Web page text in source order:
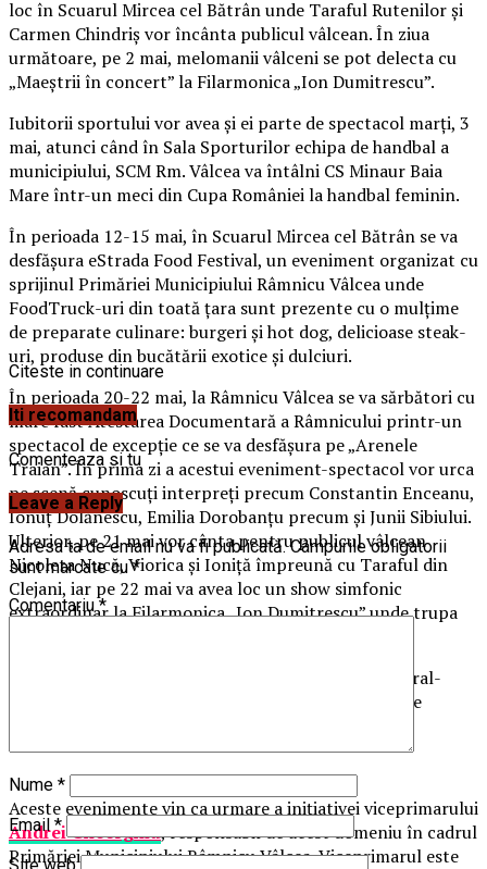
loc în Scuarul Mircea cel Bătrân unde Taraful Rutenilor şi
Carmen Chindriş vor încânta publicul vâlcean. În ziua
următoare, pe 2 mai, melomanii vâlceni se pot delecta cu
„Maeştrii în concert” la Filarmonica „Ion Dumitrescu”.
Iubitorii sportului vor avea şi ei parte de spectacol marţi, 3
mai, atunci când în Sala Sporturilor echipa de handbal a
municipiului, SCM Rm. Vâlcea va întâlni CS Minaur Baia
Mare într-un meci din Cupa României la handbal feminin.
În perioada 12-15 mai, în Scuarul Mircea cel Bătrân se va
desfăşura eStrada Food Festival, un eveniment organizat cu
sprijinul Primăriei Municipiului Râmnicu Vâlcea unde
FoodTruck-uri din toată ţara sunt prezente cu o mulţime
de preparate culinare: burgeri şi hot dog, delicioase steak-
uri, produse din bucătării exotice şi dulciuri.
În perioada 20-22 mai, la Râmnicu Vâlcea se va sărbători cu
mare fast Atestarea Documentară a Râmnicului printr-un
spectacol de excepţie ce se va desfăşura pe „Arenele
Traian”. În prima zi a acestui eveniment-spectacol vor urca
pe scenă cunoscuţi interpreţi precum Constantin Enceanu,
Ionuţ Dolănescu, Emilia Dorobanţu precum şi Junii Sibiului.
Ulterior, pe 21 mai vor cânta pentru publicul vâlcean
Nicoleta Nucă, Viorica şi Ioniţă împreună cu Taraful din
Clejani, iar pe 22 mai va avea loc un show simfonic
extraordinar la Filarmonica „Ion Dumitrescu” unde trupa
Programul complet al tuturor evenimentelor cultural-
artistice din luna mai, precum şi orele de început ale
Aceste evenimente vin ca urmare a inițiativei viceprimarului
Andrei Gheorghiu, responsabil de acest domeniu în cadrul
Primăriei Municipiului Râmnicu Vâlcea. Viceprimarul este
Citeste in continuare
Iti recomandam
Comenteaza si tu
Leave a Reply
Adresa ta de email nu va fi publicată. Câmpurile obligatorii
sunt marcate cu*
Comentariu*
Nume *
Email*